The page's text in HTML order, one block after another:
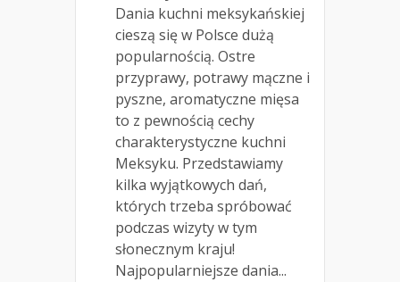
Dania kuchni meksykańskiej
cieszą się w Polsce dużą
popularnością. Ostre
przyprawy, potrawy mączne i
pyszne, aromatyczne mięsa
to z pewnością cechy
charakterystyczne kuchni
Meksyku. Przedstawiamy
kilka wyjątkowych dań,
których trzeba spróbować
podczas wizyty w tym
słonecznym kraju!
Najpopularniejsze dania...